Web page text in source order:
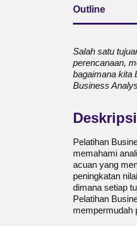
Outline
Salah satu
perencanaan,
bagaimana kita
Business
Deskripsi
Pelatihan
memahami
acuan yang
peningkatan
dimana setiap
Pelatihan
mempermudah